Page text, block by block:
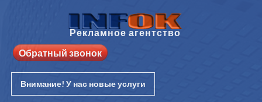
Рекламное агентство
Обратный звонок
Внимание! У нас новые услуги